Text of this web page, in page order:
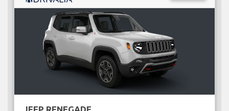
JEEP RENEGADE